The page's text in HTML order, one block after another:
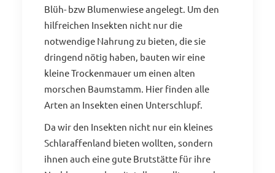
Blüh- bzw Blumenwiese angelegt. Um den
hilfreichen Insekten nicht nur die
notwendige Nahrung zu bieten, die sie
dringend nötig haben, bauten wir eine
kleine Trockenmauer um einen alten
morschen Baumstamm. Hier finden alle
Arten an Insekten einen Unterschlupf.
Da wir den Insekten nicht nur ein kleines
Schlaraffenland bieten wollten, sondern
ihnen auch eine gute Brutstätte für ihre